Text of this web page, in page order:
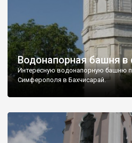
Водонапорная башня в
Интересную водонапорную башню
Симферополя в Бахчисарай.